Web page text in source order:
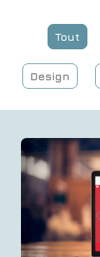
Tout
Design